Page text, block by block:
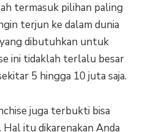
termasuk pilihan paling
terjun ke dalam dunia
dibutuhkan untuk
ini tidaklah terlalu besar
5 hingga 10 juta saja.
juga terbukti bisa
Hal itu dikarenakan Anda